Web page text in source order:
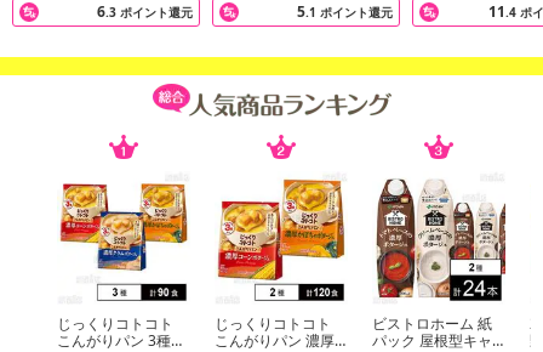
合がございます。
あらかじめご了承いただいた上でお申込みください。なお、本理由
によるお申込み後のキャンセル・返品交換は対応いたしかねます。
【お支払いについて】
※d払い、PayPay、au PAY、au PAY（auかんたん決済）、ソフトバ
ンクまとめて支払い、楽天ペイ、メルペイ、AEON Pay、Amazon
Payでお支払いの場合、決済のため外部サイトへ遷移します。
発送日カレンダー
6.3 ポイント還元 5.1 ポイント還元 11.4 ポ
じっくりコトコト
こんがりパン 3種セ
じっくりコトコト
こんがりパン 濃厚
ビストロホーム 紙
パック 屋根型キャ
2